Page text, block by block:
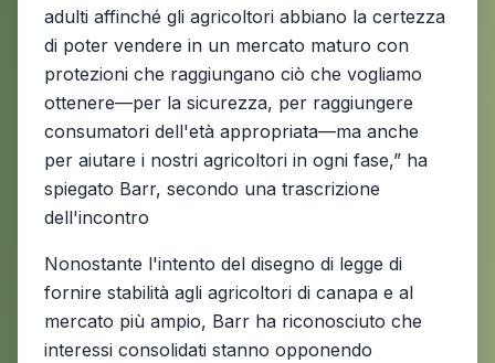
adulti affinché gli agricoltori abbiano la certezza
di poter vendere in un mercato maturo con
protezioni che raggiungano ciò che vogliamo
ottenere—per la sicurezza, per raggiungere
consumatori dell'età appropriata—ma anche
per aiutare i nostri agricoltori in ogni fase,” ha
spiegato Barr, secondo una trascrizione
dell'incontro
Nonostante l'intento del disegno di legge di
fornire stabilità agli agricoltori di canapa e al
mercato più ampio, Barr ha riconosciuto che
interessi consolidati stanno opponendo